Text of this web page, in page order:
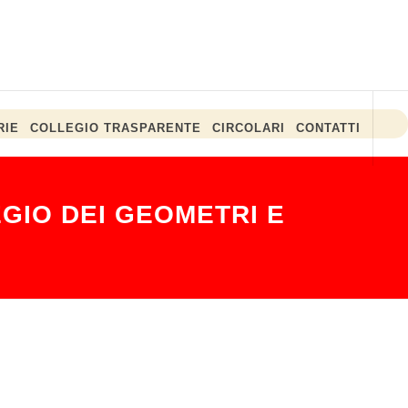
COLLEGIO TRASPARENTE CIRCOLARI CONTATTI
DEI GEOMETRI E